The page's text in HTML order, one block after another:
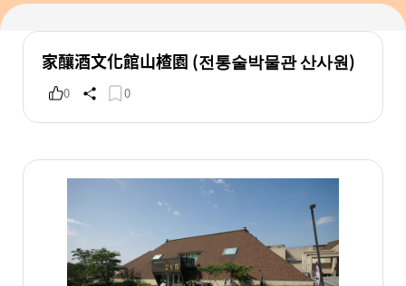
家釀酒文化館山楂園 (전통술박물관 산사원)
0 0